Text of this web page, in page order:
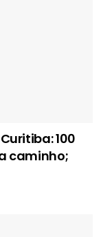
100
caminho;